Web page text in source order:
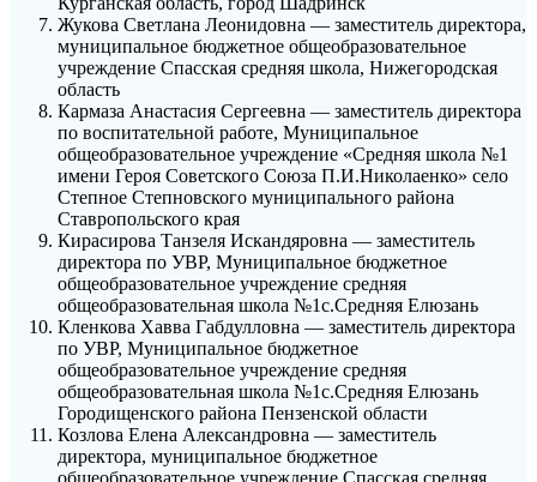
Жукова Светлана Леонидовна — заместитель директора,
муниципальное бюджетное общеобразовательное
учреждение Спасская средняя школа, Нижегородская
область
Кармаза Анастасия Сергеевна — заместитель директора
по воспитательной работе, Муниципальное
общеобразовательное учреждение «Средняя школа №1
имени Героя Советского Союза П.И.Николаенко» село
Степное Степновского муниципального района
Ставропольского края
Кирасирова Танзеля Искандяровна — заместитель
директора по УВР, Муниципальное бюджетное
общеобразовательное учреждение средняя
общеобразовательная школа №1с.Средняя Елюзань
Кленкова Хавва Габдулловна — заместитель директора
по УВР, Муниципальное бюджетное
общеобразовательное учреждение средняя
общеобразовательная школа №1с.Средняя Елюзань
Городищенского района Пензенской области
Козлова Елена Александровна — заместитель
директора, муниципальное бюджетное